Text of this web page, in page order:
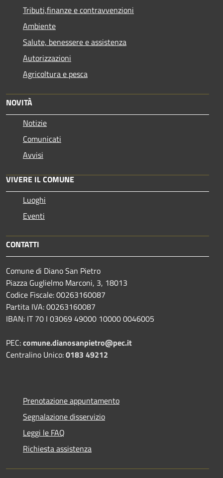
Tributi,finanze e contravvenzioni
Ambiente
Salute, benessere e assistenza
Autorizzazioni
Agricoltura e pesca
NOVITÀ
Notizie
Comunicati
Avvisi
VIVERE IL COMUNE
Luoghi
Eventi
CONTATTI
Comune di Diano San Pietro
Piazza Guglielmo Marconi, 3, 18013
Codice Fiscale: 00263160087
Partita IVA: 00263160087
IBAN: IT 70 I 03069 49000 10000 0046005
PEC:comune.dianosanpietro@pec.it
Centralino Unico:0183 49212
Prenotazione appuntamento
Segnalazione disservizio
Leggi le FAQ
Richiesta assistenza